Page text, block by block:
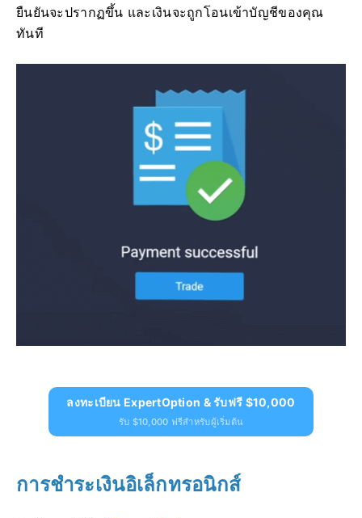
ยืนยันจะปรากฏขึ้น และเงินจะถูกโอนเข้าบัญชีของคุณ
ทันที
ลงทะเบียน ExpertOption & รับฟรี $10,000
รับ $10,000 ฟรีสำหรับผู้เริ่มต้น
การชำระเงินอิเล็กทรอนิกส์